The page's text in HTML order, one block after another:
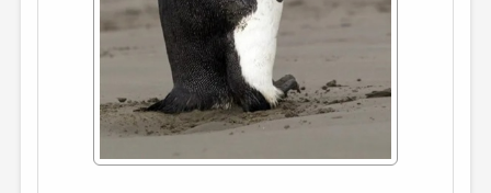
ДЕТСКАЯ КОМНАТА
КНИЖНАЯ ПОЛКА
ОБЗОР ЛИТЕРАТУРЫ